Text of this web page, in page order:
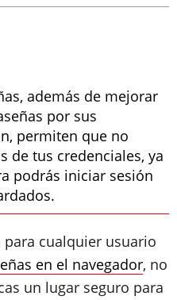
además de mejorar
por sus
permiten que no
de tus credenciales, ya
podrás iniciar sesión
cualquier usuario
en el navegador, no
un lugar seguro para